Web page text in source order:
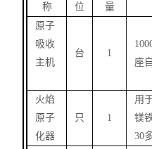
称
位
量
原子
吸收
主机
台 1
座
火焰
原子
化器
只 1
用
镁
30